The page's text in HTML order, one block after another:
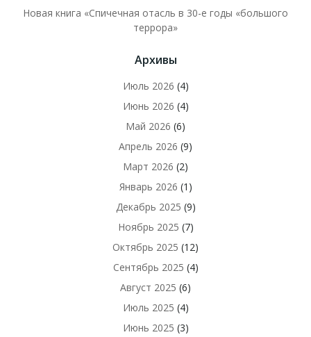
Новая книга «Спичечная отасль в 30-е годы «большого
террора»
Архивы
Июль 2026 (4)
Июнь 2026 (4)
Май 2026 (6)
Апрель 2026 (9)
Март 2026 (2)
Январь 2026 (1)
Декабрь 2025 (9)
Ноябрь 2025 (7)
Октябрь 2025 (12)
Сентябрь 2025 (4)
Август 2025 (6)
Июль 2025 (4)
Июнь 2025 (3)